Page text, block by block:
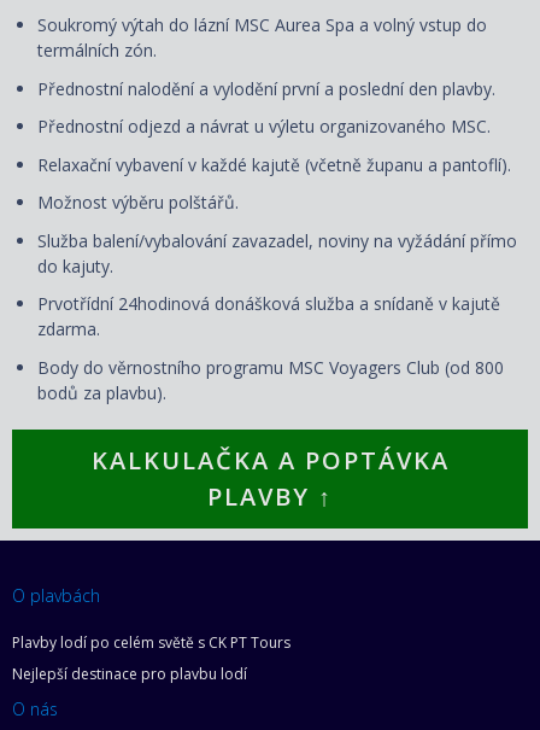
Soukromý výtah do lázní MSC Aurea Spa a volný vstup do
termálních zón.
Přednostní nalodění a vylodění první a poslední den plavby.
Přednostní odjezd a návrat u výletu organizovaného MSC.
Relaxační vybavení v každé kajutě (včetně županu a pantoflí).
Možnost výběru polštářů.
Služba balení/vybalování zavazadel, noviny na vyžádání přímo
do kajuty.
Prvotřídní 24hodinová donášková služba a snídaně v kajutě
zdarma.
Body do věrnostního programu MSC Voyagers Club (od 800
bodů za plavbu).
KALKULAČKA A POPTÁVKA
PLAVBY ↑
O plavbách
Plavby lodí po celém světě s CK PT Tours
Nejlepší destinace pro plavbu lodí
O nás